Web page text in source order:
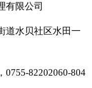
有限公司
道水贝社区水田一
82202060-804